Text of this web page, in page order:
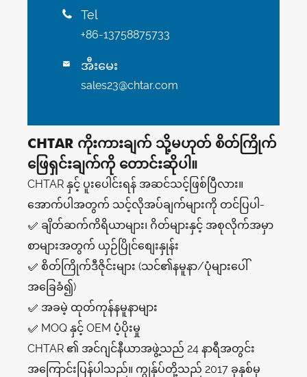
 Tel
+86-13758875733
 အီးမေး
sales23@chtar.com
CHTAR ကိုးကားချက် သို့မဟုတ် စိတ်ကြိုက်
ဖြေရှင်းချက်ကို တောင်းဆိုပါ။
CHTAR နှင့် ပူးပေါင်းရန် အဆင်သင့်ဖြစ်ပြီလား။
အောက်ပါအတွက် သင့်လိုအပ်ချက်များကို တင်ပြပါ-
✅ ချိတ်ဆက်ကိရိယာများ၊ ဂိတ်များနှင့် အစုလိုက်အမှာ
စာများအတွက် ယှဉ်ပြိုင်စျေးနှုန်း
✅ စိတ်ကြိုက်ဒီဇိုင်းများ (သင်၏နမူနာ/ပုံများပေါ်
အခြေခံ၍)
✅ အခမဲ့ ထုတ်ကုန်နမူနာများ
✅ MOQ နှင့် OEM ပံ့ပိုးမှု
CHTAR ၏ အင်ဂျင်နီယာအဖွဲ့သည် 24 နာရီအတွင်း
အကြောင်းပြန်ပါသည်။ ကျွန်ုပ်တို့သည် 2017 ခုနှစ်မှ